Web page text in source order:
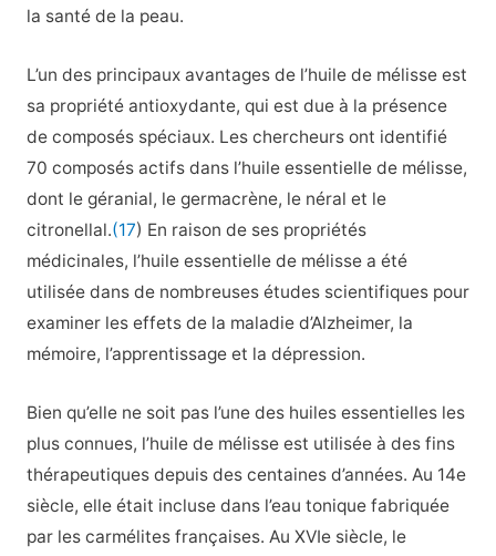
la santé de la peau.
L’un des principaux avantages de l’huile de mélisse est
sa propriété antioxydante, qui est due à la présence
de composés spéciaux. Les chercheurs ont identifié
70 composés actifs dans l’huile essentielle de mélisse,
dont le géranial, le germacrène, le néral et le
citronellal.(17) En raison de ses propriétés
médicinales, l’huile essentielle de mélisse a été
utilisée dans de nombreuses études scientifiques pour
examiner les effets de la maladie d’Alzheimer, la
mémoire, l’apprentissage et la dépression.
Bien qu’elle ne soit pas l’une des huiles essentielles les
plus connues, l’huile de mélisse est utilisée à des fins
thérapeutiques depuis des centaines d’années. Au 14e
siècle, elle était incluse dans l’eau tonique fabriquée
par les carmélites françaises. Au XVIe siècle, le